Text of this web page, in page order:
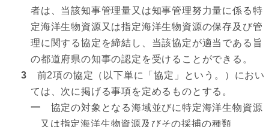
者は、当該知事管理量又は知事管理努力量に係る特
定海洋生物資源又は指定海洋生物資源の保存及び管
理に関する協定を締結し、当該協定が適当である旨
の都道府県の知事の認定を受けることができる。
3 前2項の協定（以下単に「協定」という。）におい
ては、次に掲げる事項を定めるものとする。
一 協定の対象となる海域並びに特定海洋生物資源
又は指定海洋生物資源及びその採捕の種類